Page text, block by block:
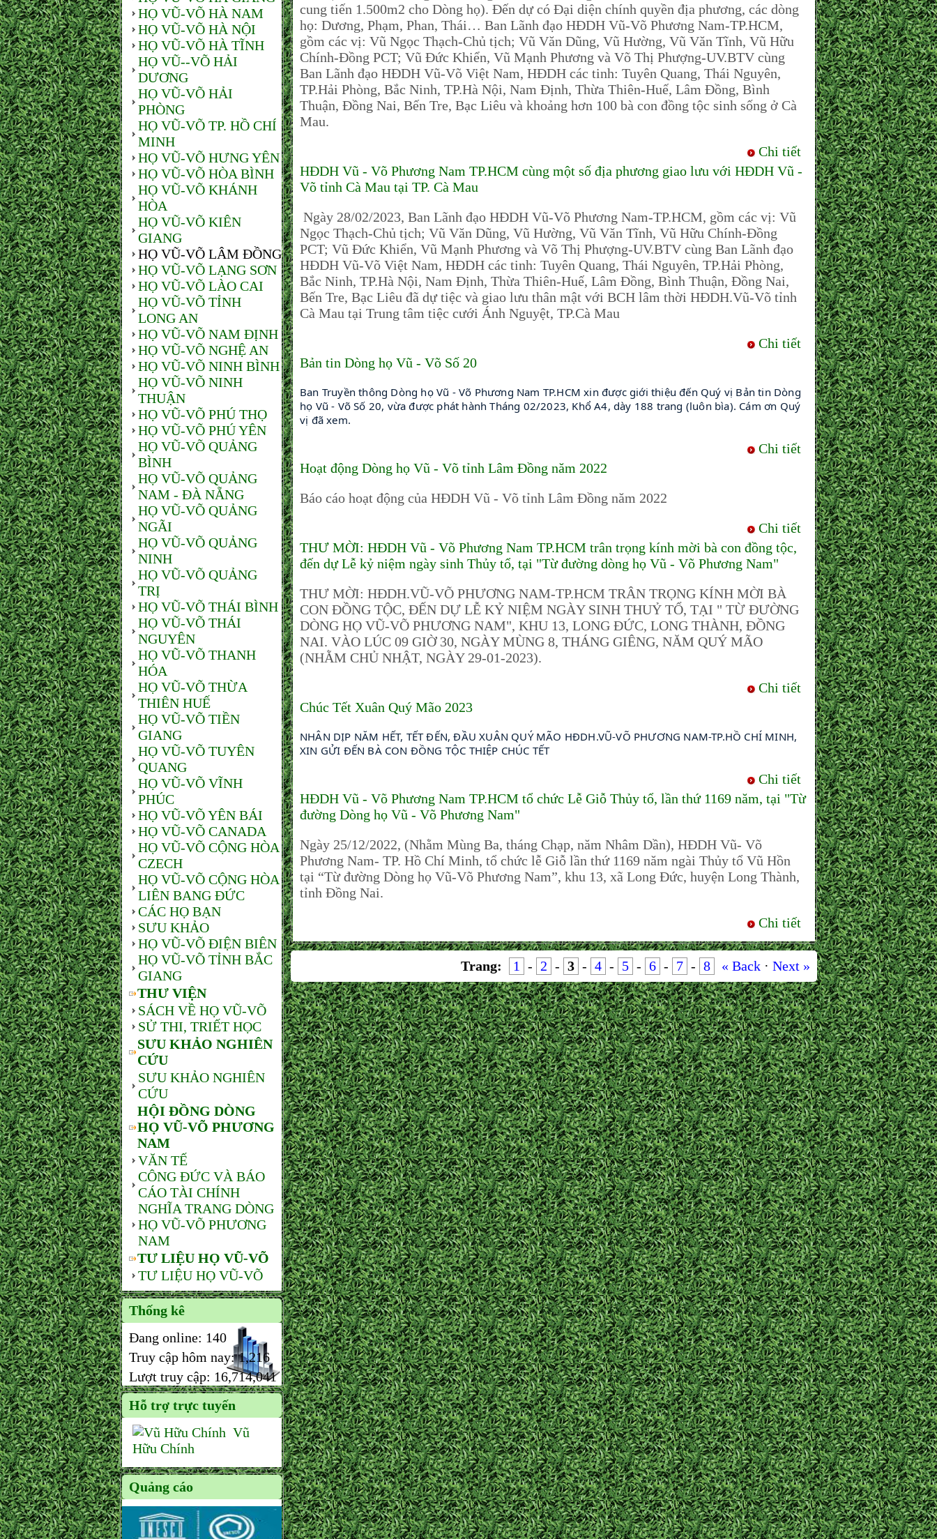
HỌ VŨ-VÕ HÀ NAM
HỌ VŨ-VÕ HÀ NỘI
HỌ VŨ-VÕ HÀ TĨNH
HỌ VŨ--VÕ HẢI
DƯƠNG
HỌ VŨ-VÕ HẢI
PHÒNG
HỌ VŨ-VÕ TP. HỒ CHÍ
MINH
HỌ VŨ-VÕ HƯNG YÊN
HỌ VŨ-VÕ HÒA BÌNH
HỌ VŨ-VÕ KHÁNH
HÒA
HỌ VŨ-VÕ KIÊN
GIANG
HỌ VŨ-VÕ LÂM ĐỒNG
HỌ VŨ-VÕ LẠNG SƠN
HỌ VŨ-VÕ LÀO CAI
HỌ VŨ-VÕ TỈNH
LONG AN
HỌ VŨ-VÕ NAM ĐỊNH
HỌ VŨ-VÕ NGHỆ AN
HỌ VŨ-VÕ NINH BÌNH
HỌ VŨ-VÕ NINH
THUẬN
HỌ VŨ-VÕ PHÚ THỌ
HỌ VŨ-VÕ PHÚ YÊN
HỌ VŨ-VÕ QUẢNG
BÌNH
HỌ VŨ-VÕ QUẢNG
NAM - ĐÀ NẴNG
HỌ VŨ-VÕ QUẢNG
NGÃI
HỌ VŨ-VÕ QUẢNG
NINH
HỌ VŨ-VÕ QUẢNG
TRỊ
HỌ VŨ-VÕ THÁI BÌNH
HỌ VŨ-VÕ THÁI
NGUYÊN
HỌ VŨ-VÕ THANH
HÓA
HỌ VŨ-VÕ THỪA
THIÊN HUẾ
HỌ VŨ-VÕ TIỀN
GIANG
HỌ VŨ-VÕ TUYÊN
QUANG
HỌ VŨ-VÕ VĨNH
PHÚC
HỌ VŨ-VÕ YÊN BÁI
HỌ VŨ-VÕ CANADA
HỌ VŨ-VÕ CỘNG HÒA
CZECH
HỌ VŨ-VÕ CỘNG HÒA
LIÊN BANG ĐỨC
CÁC HỌ BẠN
SƯU KHẢO
HỌ VŨ-VÕ ĐIỆN BIÊN
HỌ VŨ-VÕ TỈNH BẮC
GIANG
THƯ VIỆN
SÁCH VỀ HỌ VŨ-VÕ
SỬ THI, TRIẾT HỌC
SƯU KHẢO NGHIÊN
CỨU
SƯU KHẢO NGHIÊN
CỨU
HỘI ĐỒNG DÒNG
HỌ VŨ-VÕ PHƯƠNG
NAM
VĂN TẾ
CÔNG ĐỨC VÀ BÁO
CÁO TÀI CHÍNH
NGHĨA TRANG DÒNG
HỌ VŨ-VÕ PHƯƠNG
NAM
TƯ LIỆU HỌ VŨ-VÕ
TƯ LIỆU HỌ VŨ-VÕ
Thống kê
Đang online: 140
Truy cập hôm nay:1,216
Lượt truy cập: 16,714,041
Hỗ trợ trực tuyến
Vũ
Hữu Chính
Quảng cáo
cung tiến 1.500m2 cho Dòng họ). Đến dự có Đại diện chính quyền địa phương, các dòng
họ: Dương, Phạm, Phan, Thái… Ban Lãnh đạo HĐDH Vũ-Võ Phương Nam-TP.HCM,
gồm các vị: Vũ Ngọc Thạch-Chủ tịch; Vũ Văn Dũng, Vũ Hường, Vũ Văn Tĩnh, Vũ Hữu
Chính-Đồng PCT; Vũ Đức Khiển, Vũ Mạnh Phương và Võ Thị Phượng-UV.BTV cùng
Ban Lãnh đạo HĐDH Vũ-Võ Việt Nam, HĐDH các tinh: Tuyên Quang, Thái Nguyên,
TP.Hải Phòng, Bắc Ninh, TP.Hà Nội, Nam Định, Thừa Thiên-Huế, Lâm Đồng, Bình
Thuận, Đồng Nai, Bến Tre, Bạc Liêu và khoảng hơn 100 bà con đồng tộc sinh sống ở Cà
Mau.
Chi tiết
HĐDH Vũ - Võ Phương Nam TP.HCM cùng một số địa phương giao lưu với HĐDH Vũ -
Võ tỉnh Cà Mau tại TP. Cà Mau
Ngày 28/02/2023, Ban Lãnh đạo HĐDH Vũ-Võ Phương Nam-TP.HCM, gồm các vị: Vũ
Ngọc Thạch-Chủ tịch; Vũ Văn Dũng, Vũ Hường, Vũ Văn Tĩnh, Vũ Hữu Chính-Đồng
PCT; Vũ Đức Khiển, Vũ Mạnh Phương và Võ Thị Phượng-UV.BTV cùng Ban Lãnh đạo
HĐDH Vũ-Võ Việt Nam, HĐDH các tinh: Tuyên Quang, Thái Nguyên, TP.Hải Phòng,
Bắc Ninh, TP.Hà Nội, Nam Định, Thừa Thiên-Huế, Lâm Đồng, Bình Thuận, Đồng Nai,
Bến Tre, Bạc Liêu đã dự tiệc và giao lưu thân mật với BCH lâm thời HĐDH.Vũ-Võ tỉnh
Cà Mau tại Trung tâm tiệc cưới Ánh Nguyệt, TP.Cà Mau
Chi tiết
Bản tin Dòng họ Vũ - Võ Số 20
Ban Truyền thông Dòng họ Vũ - Võ Phương Nam TP.HCM xin được giới thiệu đến Quý vị Bản tin Dòng
họ Vũ - Võ Số 20, vừa được phát hành Tháng 02/2023, Khổ A4, dày 188 trang (luôn bìa). Cám ơn Quý
vị đã xem.
Chi tiết
Hoạt động Dòng họ Vũ - Võ tỉnh Lâm Đồng năm 2022
Báo cáo hoạt động của HĐDH Vũ - Võ tỉnh Lâm Đồng năm 2022
Chi tiết
THƯ MỜI: HĐDH Vũ - Võ Phương Nam TP.HCM trân trọng kính mời bà con đồng tộc,
đến dự Lễ kỷ niệm ngày sinh Thủy tổ, tại "Từ đường dòng họ Vũ - Võ Phương Nam"
THƯ MỜI: HĐDH.VŨ-VÕ PHƯƠNG NAM-TP.HCM TRÂN TRỌNG KÍNH MỜI BÀ
CON ĐỒNG TỘC, ĐẾN DỰ LỄ KỶ NIỆM NGÀY SINH THUỶ TỔ, TẠI " TỪ ĐƯỜNG
DÒNG HỌ VŨ-VÕ PHƯƠNG NAM", KHU 13, LONG ĐỨC, LONG THÀNH, ĐỒNG
NAI. VÀO LÚC 09 GIỜ 30, NGÀY MÙNG 8, THÁNG GIÊNG, NĂM QUÝ MÃO
(NHẰM CHỦ NHẬT, NGÀY 29-01-2023).
Chi tiết
Chúc Tết Xuân Quý Mão 2023
NHÂN DỊP NĂM HẾT, TẾT ĐẾN, ĐẦU XUÂN QUÝ MÃO HĐDH.VŨ-VÕ PHƯƠNG NAM-TP.HỒ CHÍ MINH,
XIN GỬI ĐẾN BÀ CON ĐỒNG TỘC THIỆP CHÚC TẾT
Chi tiết
HĐDH Vũ - Võ Phương Nam TP.HCM tổ chức Lễ Giỗ Thủy tổ, lần thứ 1169 năm, tại "Từ
đường Dòng họ Vũ - Võ Phương Nam"
Ngày 25/12/2022, (Nhằm Mùng Ba, tháng Chạp, năm Nhâm Dần), HĐDH Vũ- Võ
Phương Nam- TP. Hồ Chí Minh, tổ chức lễ Giỗ lần thứ 1169 năm ngài Thủy tổ Vũ Hồn
tại “Từ đường Dòng họ Vũ-Võ Phương Nam”, khu 13, xã Long Đức, huyện Long Thành,
tỉnh Đồng Nai.
Chi tiết
Trang: 1 - 2 - 3 - 4 - 5 - 6 - 7 - 8 « Back · Next »